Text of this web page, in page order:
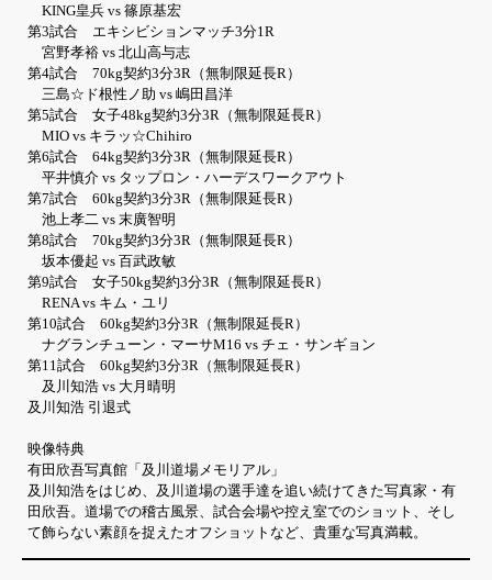
KING皇兵 vs 篠原基宏
第3試合 エキシビションマッチ3分1R
宮野孝裕 vs 北山高与志
第4試合 70kg契約3分3R（無制限延長R）
三島☆ド根性ノ助 vs 嶋田昌洋
第5試合 女子48kg契約3分3R（無制限延長R）
MIO vs キラッ☆Chihiro
第6試合 64kg契約3分3R（無制限延長R）
平井慎介 vs タップロン・ハーデスワークアウト
第7試合 60kg契約3分3R（無制限延長R）
池上孝二 vs 末廣智明
第8試合 70kg契約3分3R（無制限延長R）
坂本優起 vs 百武政敏
第9試合 女子50kg契約3分3R（無制限延長R）
RENA vs キム・ユリ
第10試合 60kg契約3分3R（無制限延長R）
ナグランチューン・マーサM16 vs チェ・サンギョン
第11試合 60kg契約3分3R（無制限延長R）
及川知浩 vs 大月晴明
及川知浩 引退式
映像特典
有田欣吾写真館「及川道場メモリアル」
及川知浩をはじめ、及川道場の選手達を追い続けてきた写真家・有
田欣吾。道場での稽古風景、試合会場や控え室でのショット、そし
て飾らない素顔を捉えたオフショットなど、貴重な写真満載。